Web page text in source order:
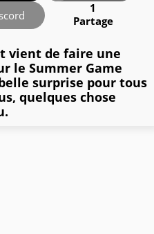
1
Partage
vient de faire une
le Summer Game
surprise pour tous
quelques chose